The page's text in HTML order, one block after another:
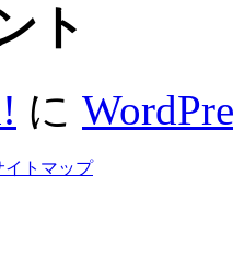
ト
に
イトマップ